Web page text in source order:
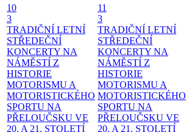
10
3
TRADIČNÍ LETNÍ
STŘEDEČNÍ
KONCERTY NA
NÁMĚSTÍ Z
HISTORIE
MOTORISMU A
MOTORISTICKÉHO
SPORTU NA
PŘELOUČSKU VE
20. A 21. STOLETÍ
11
3
TRADIČNÍ LETNÍ
STŘEDEČNÍ
KONCERTY NA
NÁMĚSTÍ Z
HISTORIE
MOTORISMU A
MOTORISTICKÉHO
SPORTU NA
PŘELOUČSKU VE
20. A 21. STOLETÍ